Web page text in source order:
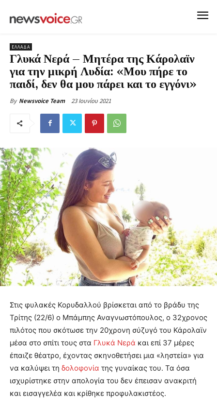
ΕΛΛΑΔΑ
Γλυκά Νερά – Μητέρα της Κάρολαϊν
για την μικρή Λυδία: «Μου πήρε το
παιδί, δεν θα μου πάρει και το εγγόνι»
By Newsvoice Team 23 Ιουνίου 2021
Στις φυλακές Κορυδαλλού βρίσκεται από το βράδυ της
Τρίτης (22/6) ο Μπάμπης Αναγνωστόπουλος, ο 32χρονος
πιλότος που σκότωσε την 20χρονη σύζυγό του Κάρολαϊν
μέσα στο σπίτι τους στα Γλυκά Νερά και επί 37 μέρες
έπαιζε θέατρο, έχοντας σκηνοθετήσει μια «ληστεία» για
να καλύψει τη δολοφονία της γυναίκας του. Τα όσα
ισχυρίστηκε στην απολογία του δεν έπεισαν ανακριτή
και εισαγγελέα και κρίθηκε προφυλακιστέος.